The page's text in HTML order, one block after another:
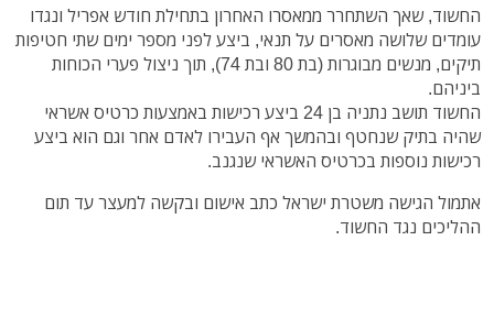
החשוד, שאך השתחרר ממאסרו האחרון בתחילת חודש אפריל ונגדו
עומדים שלושה מאסרים על תנאי, ביצע לפני מספר ימים שתי חטיפות
תיקים, מנשים מבוגרות (בת 80 ובת 74), תוך ניצול פערי הכוחות
ביניהם.
החשוד תושב נתניה בן 24 ביצע רכישות באמצעות כרטיס אשראי
שהיה בתיק שנחטף ובהמשך אף העבירו לאדם אחר וגם הוא ביצע
רכישות נוספות בכרטיס האשראי שנגנב.
אתמול הגישה משטרת ישראל כתב אישום ובקשה למעצר עד תום
ההליכים נגד החשוד.